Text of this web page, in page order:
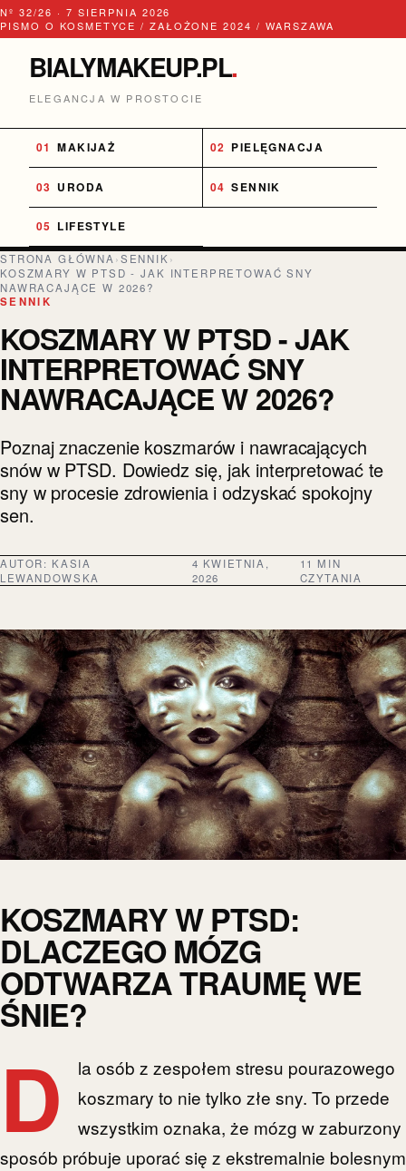
Nº 32/26 · 7 SIERPNIA 2026
PISMO O KOSMETYCE / ZAŁOŻONE 2024 / WARSZAWA
BIALYMAKEUP.PL.
ELEGANCJA W PROSTOCIE
MAKIJAŻ PIELĘGNACJA
URODA SENNIK
LIFESTYLE
STRONA GŁÓWNA›SENNIK›
KOSZMARY W PTSD - JAK INTERPRETOWAĆ SNY
NAWRACAJĄCE W 2026?
SENNIK
KOSZMARY W PTSD - JAK
INTERPRETOWAĆ SNY
NAWRACAJĄCE W 2026?
Poznaj znaczenie koszmarów i nawracających
snów w PTSD. Dowiedz się, jak interpretować te
sny w procesie zdrowienia i odzyskać spokojny
sen.
AUTOR: KASIA
LEWANDOWSKA
4 KWIETNIA,
2026
11 MIN
CZYTANIA
KOSZMARY W PTSD:
DLACZEGO MÓZG
ODTWARZA TRAUMĘ WE
ŚNIE?
D
la osób z zespołem stresu pourazowego
koszmary to nie tylko złe sny. To przede
wszystkim oznaka, że mózg w zaburzony
sposób próbuje uporać się z ekstremalnie bolesnym